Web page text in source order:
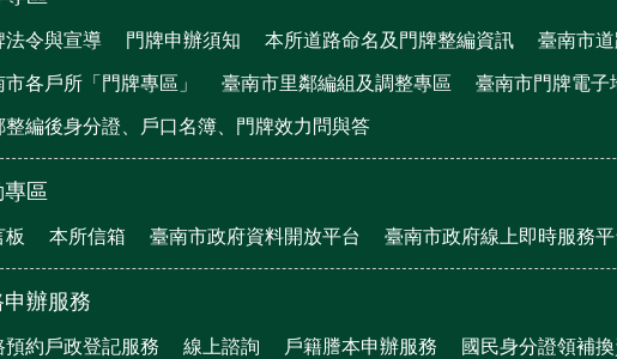
法令與宣導 門牌申辦須知 本所道路命名及門牌整編資訊 臺南市
市各戶所「門牌專區」 臺南市里鄰編組及調整專區 臺南市門牌電子
整編後身分證、戶口名簿、門牌效力問與答
區
板 本所信箱 臺南市政府資料開放平台 臺南市政府線上即時服務平
辦服務
預約戶政登記服務 線上諮詢 戶籍謄本申辦服務 國民身分證領補